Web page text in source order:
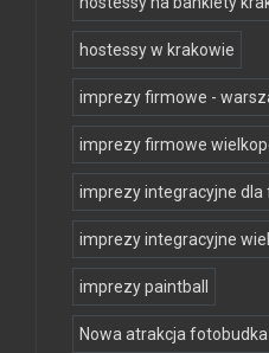
hostessy w krakowie
imprezy firmowe -
imprezy firmowe
imprezy integracyjne
imprezy integracyjne
imprezy paintball
Nowa atrakcja